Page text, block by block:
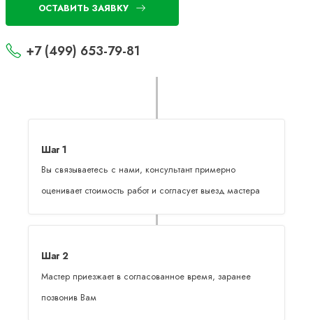
ОСТАВИТЬ ЗАЯВКУ
+7 (499) 653-79-81
Шаг 1
Вы связываетесь с нами, консультант примерно
оценивает стоимость работ и согласует выезд мастера
Шаг 2
Мастер приезжает в согласованное время, заранее
позвонив Вам